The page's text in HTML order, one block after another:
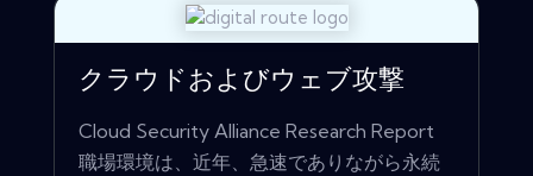
クラウドおよびウェブ攻撃
Cloud Security Alliance Research Report
職場環境は、近年、急速でありながら永続